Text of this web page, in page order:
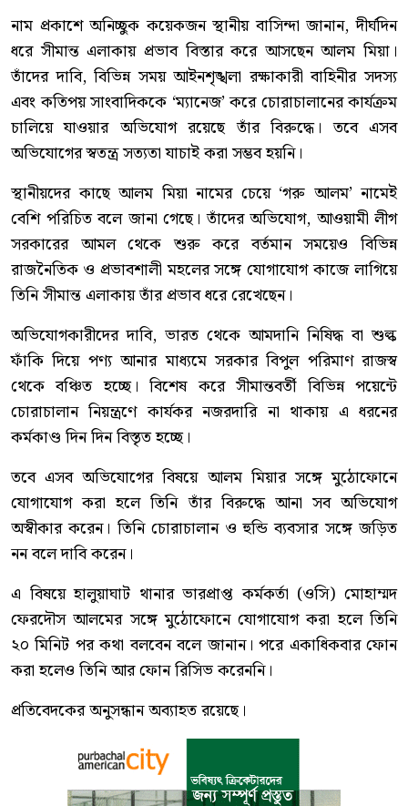
নাম প্রকাশে অনিচ্ছুক কয়েকজন স্থানীয় বাসিন্দা জানান, দীর্ঘদিন
ধরে সীমান্ত এলাকায় প্রভাব বিস্তার করে আসছেন আলম মিয়া।
তাঁদের দাবি, বিভিন্ন সময় আইনশৃঙ্খলা রক্ষাকারী বাহিনীর সদস্য
এবং কতিপয় সাংবাদিককে ‘ম্যানেজ’ করে চোরাচালানের কার্যক্রম
চালিয়ে যাওয়ার অভিযোগ রয়েছে তাঁর বিরুদ্ধে। তবে এসব
অভিযোগের স্বতন্ত্র সত্যতা যাচাই করা সম্ভব হয়নি।
স্থানীয়দের কাছে আলম মিয়া নামের চেয়ে ‘গরু আলম’ নামেই
বেশি পরিচিত বলে জানা গেছে। তাঁদের অভিযোগ, আওয়ামী লীগ
সরকারের আমল থেকে শুরু করে বর্তমান সময়েও বিভিন্ন
রাজনৈতিক ও প্রভাবশালী মহলের সঙ্গে যোগাযোগ কাজে লাগিয়ে
তিনি সীমান্ত এলাকায় তাঁর প্রভাব ধরে রেখেছেন।
অভিযোগকারীদের দাবি, ভারত থেকে আমদানি নিষিদ্ধ বা শুল্ক
ফাঁকি দিয়ে পণ্য আনার মাধ্যমে সরকার বিপুল পরিমাণ রাজস্ব
থেকে বঞ্চিত হচ্ছে। বিশেষ করে সীমান্তবর্তী বিভিন্ন পয়েন্টে
চোরাচালান নিয়ন্ত্রণে কার্যকর নজরদারি না থাকায় এ ধরনের
কর্মকাণ্ড দিন দিন বিস্তৃত হচ্ছে।
তবে এসব অভিযোগের বিষয়ে আলম মিয়ার সঙ্গে মুঠোফোনে
যোগাযোগ করা হলে তিনি তাঁর বিরুদ্ধে আনা সব অভিযোগ
অস্বীকার করেন। তিনি চোরাচালান ও হুন্ডি ব্যবসার সঙ্গে জড়িত
নন বলে দাবি করেন।
এ বিষয়ে হালুয়াঘাট থানার ভারপ্রাপ্ত কর্মকর্তা (ওসি) মোহাম্মদ
ফেরদৌস আলমের সঙ্গে মুঠোফোনে যোগাযোগ করা হলে তিনি
২০ মিনিট পর কথা বলবেন বলে জানান। পরে একাধিকবার ফোন
করা হলেও তিনি আর ফোন রিসিভ করেননি।
প্রতিবেদকের অনুসন্ধান অব্যাহত রয়েছে।